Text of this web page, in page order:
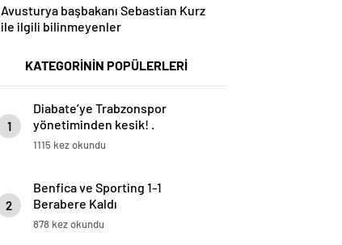
Avusturya başbakanı Sebastian Kurz
ile ilgili bilinmeyenler
KATEGORİNİN POPÜLERLERİ
1
Diabate’ye Trabzonspor
yönetiminden kesik! .
1115 kez okundu
2
Benfica ve Sporting 1-1
Berabere Kaldı
878 kez okundu